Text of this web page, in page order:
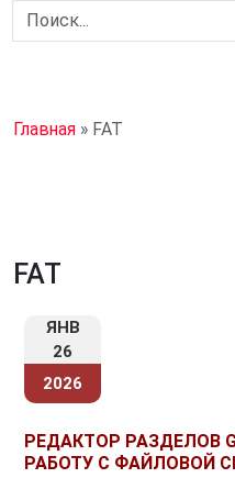
Главная » FAT
FAT
ЯНВ
26
2026
РЕДАКТОР РАЗДЕЛОВ
РАБОТУ С ФАЙЛОВОЙ